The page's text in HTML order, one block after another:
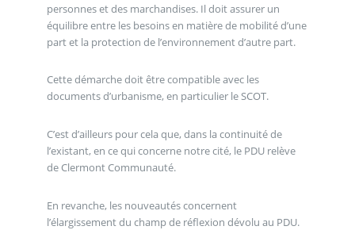
personnes et des marchandises. Il doit assurer un
équilibre entre les besoins en matière de mobilité d’une
part et la protection de l’environnement d’autre part.
Cette démarche doit être compatible avec les
documents d’urbanisme, en particulier le SCOT.
C’est d’ailleurs pour cela que, dans la continuité de
l’existant, en ce qui concerne notre cité, le PDU relève
de Clermont Communauté.
En revanche, les nouveautés concernent
l’élargissement du champ de réflexion dévolu au PDU.